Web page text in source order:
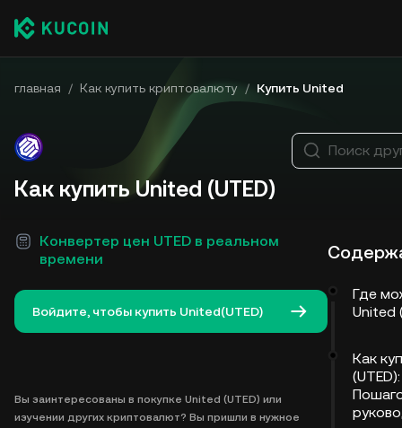
главная / Как купить криптовалюту / Купить United
Как купить United (UTED)
Конвертер цен UTED в реальном
времени
Войдите, чтобы купить United(UTED)
Вы заинтересованы в покупке United (UTED) или
изучении других криптовалют? Вы пришли в нужное
Поиск
Где
United
Как
(UTED):